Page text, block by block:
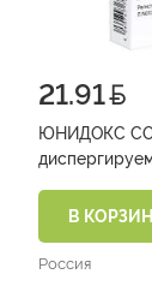
21.91
ЮНИДОКС
В
Россия